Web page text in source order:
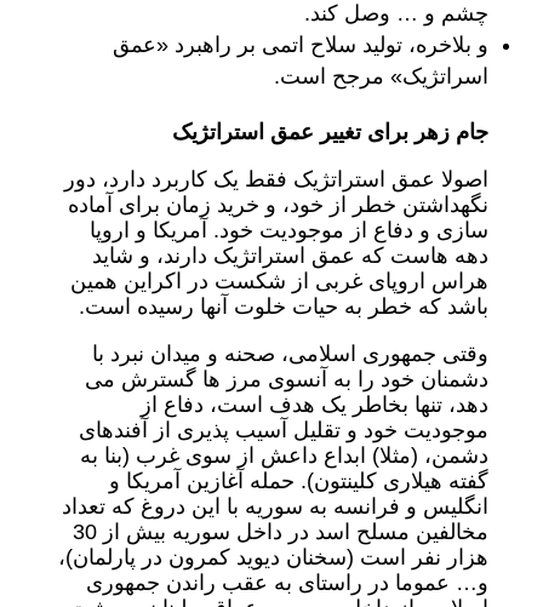
چشم و … وصل کند.
و بلاخره، تولید سلاح اتمی بر راهبرد «عمق
اسراتژیک» مرجح است.
جام زهر برای تغییر عمق استراتژیک
اصولا عمق استراتژیک فقط یک کاربرد دارد، دور
نگهداشتن خطر از خود، و خرید زمان برای آماده
سازی و دفاع از موجودیت خود. آمریکا و اروپا
دهه هاست که عمق استراتژیک دارند، و شاید
هراس اروپای غربی از شکست در اکراین همین
باشد که خطر به حیات خلوت آنها رسیده است.
وقتی جمهوری اسلامی، صحنه و میدان نبرد با
دشمنان خود را به آنسوی مرز ها گسترش می
دهد، تنها بخاطر یک هدف است، دفاع از
موجودیت خود و تقلیل آسیب پذیری از آفندهای
دشمن، (مثلا) ابداع داعش از سوی غرب (بنا به
گفته هیلاری کلینتون). حمله آغازین آمریکا و
انگلیس و فرانسه به سوریه با این دروغ که تعداد
مخالفین مسلح اسد در داخل سوریه بیش از 30
هزار نفر است (سخنان دیوید کمرون در پارلمان)،
و… عموما در راستای به عقب راندن جمهوری